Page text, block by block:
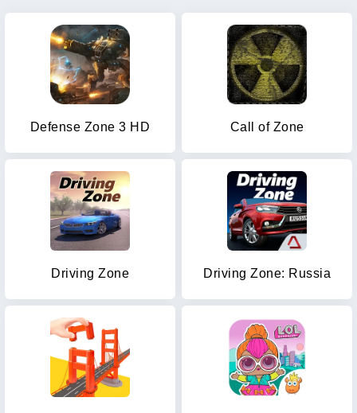
Defense Zone 3 HD Call of Zone
Driving Zone Driving Zone: Russia